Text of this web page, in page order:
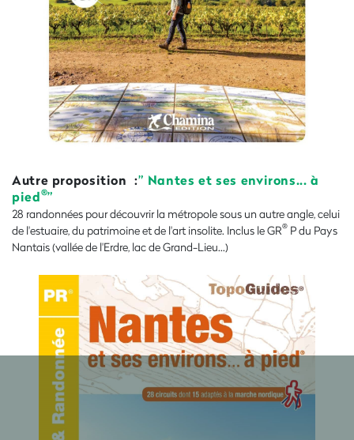
Autre proposition :” Nantes et ses environs... à
pied®”
28 randonnées pour découvrir la métropole sous un autre angle, celui
de l'estuaire, du patrimoine et de l'art insolite. Inclus le GR® P du Pays
Nantais (vallée de l'Erdre, lac de Grand-Lieu...)